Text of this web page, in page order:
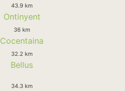
43.9 km
Ontinyent
36 km
Cocentaina
32.2 km
Bellus
34.3 km